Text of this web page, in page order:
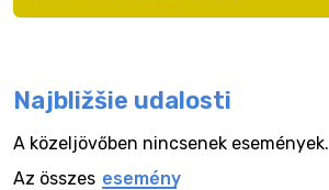
Najbližšie udalosti
A közeljövőben nincsenek események.
Az összes esemény